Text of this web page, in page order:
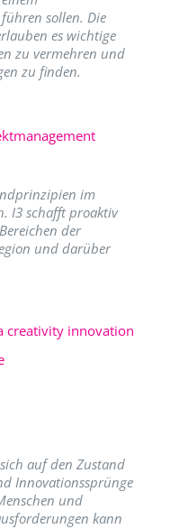
sollen. Die
es wichtige
zu vermehren und
zu finden.
im
I3 schafft proaktiv
der
und darüber
creativity innovation
auf den Zustand
Innovationssprünge
und
kann